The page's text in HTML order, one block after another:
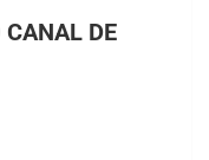
CANAL DE